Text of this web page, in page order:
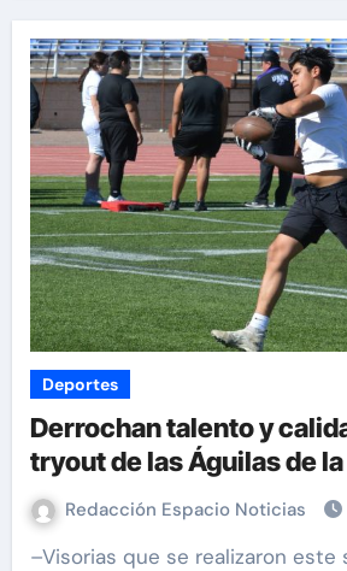
Deportes
Derrochan talento y
tryout de las Águilas de la
Redacción Espacio Noticias
–Visorias que se realizaron este sábado en el